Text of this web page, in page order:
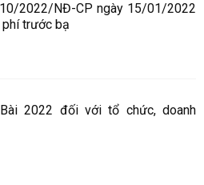
2022/NĐ-CP ngày 15/01/2022
trước bạ
2022 đối với tổ chức, doanh